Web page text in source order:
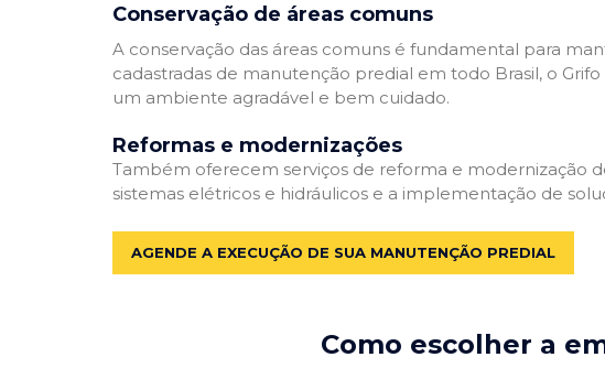
Conservação de áreas comuns
A conservação das áreas comuns é fundamental para
cadastradas de manutenção predial em todo Brasil, o
um ambiente agradável e bem cuidado.
Reformas e modernizações
Também oferecem serviços de reforma e modernização
sistemas elétricos e hidráulicos e a implementação de
AGENDE A EXECUÇÃO DE SUA MANUTENÇÃO PREDIAL
Como escolher a